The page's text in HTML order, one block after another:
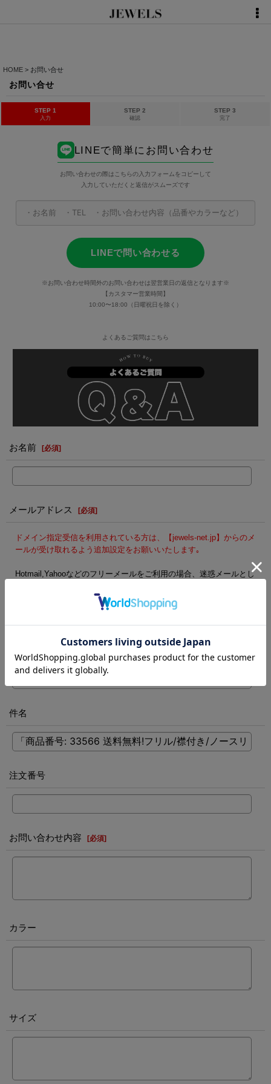
HOME > お問い合せ
お問い合せ
STEP 1
入力
STEP 2
確認
STEP 3
完了
LINEで簡単にお問い合わせ
お問い合わせの際はこちらの入力フォームをコピーして
入力していただくと返信がスムーズです
LINEで問い合わせる
※お問い合わせ時間外のお問い合わせは翌営業日の返信となります※
【カスタマー営業時間】
10:00〜18:00（日曜祝日を除く）
よくあるご質問はこちら
お名前 [必須]
メールアドレス [必須]
ドメイン指定受信を利用されている方は、【jewels-net.jp】からのメ
ールが受け取れるよう追加設定をお願いいたします｡
Hotmail,Yahooなどのフリーメールをご利用の場合、迷惑メールとし
件名
注文番号
お問い合わせ内容 [必須]
カラー
サイズ